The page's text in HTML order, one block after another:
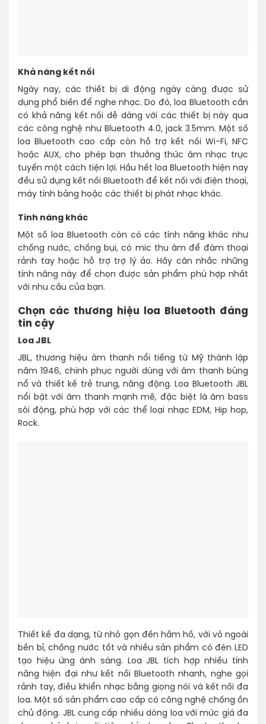
Khả năng kết nối
Ngày nay, các thiết bị di động ngày càng được sử
dụng phổ biến để nghe nhạc. Do đó, loa Bluetooth cần
có khả năng kết nối dễ dàng với các thiết bị này qua
các công nghệ như Bluetooth 4.0, jack 3.5mm. Một số
loa Bluetooth cao cấp còn hỗ trợ kết nối Wi-Fi, NFC
hoặc AUX, cho phép bạn thưởng thức âm nhạc trực
tuyến một cách tiện lợi. Hầu hết loa Bluetooth hiện nay
đều sử dụng kết nối Bluetooth để kết nối với điện thoại,
máy tính bảng hoặc các thiết bị phát nhạc khác.
Tính năng khác
Một số loa Bluetooth còn có các tính năng khác như
chống nước, chống bụi, có mic thu âm để đàm thoại
rảnh tay hoặc hỗ trợ trợ lý ảo. Hãy cân nhắc những
tính năng này để chọn được sản phẩm phù hợp nhất
với nhu cầu của bạn.
Chọn các thương hiệu loa Bluetooth đáng
tin cậy
Loa JBL
JBL, thương hiệu âm thanh nổi tiếng từ Mỹ thành lập
năm 1946, chinh phục người dùng với âm thanh bùng
nổ và thiết kế trẻ trung, năng động. Loa Bluetooth JBL
nổi bật với âm thanh mạnh mẽ, đặc biệt là âm bass
sôi động, phù hợp với các thể loại nhạc EDM, Hip hop,
Rock.
Thiết kế đa dạng, từ nhỏ gọn đến hầm hố, với vỏ ngoài
bền bỉ, chống nước tốt và nhiều sản phẩm có đèn LED
tạo hiệu ứng ánh sáng. Loa JBL tích hợp nhiều tính
năng hiện đại như kết nối Bluetooth nhanh, nghe gọi
rảnh tay, điều khiển nhạc bằng giọng nói và kết nối đa
loa. Một số sản phẩm cao cấp có công nghệ chống ồn
chủ động. JBL cung cấp nhiều dòng loa với mức giá đa